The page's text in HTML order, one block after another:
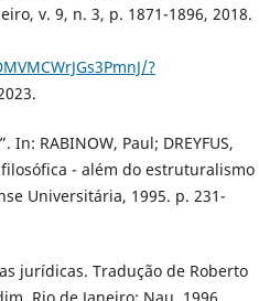
v. 9, n. 3, p. 1871-1896, 2018.
?
In: RABINOW, Paul; DREYFUS,
- além do estruturalismo
Universitária, 1995. p. 231-
jurídicas. Tradução de Roberto
Rio de Janeiro: Nau, 1996.